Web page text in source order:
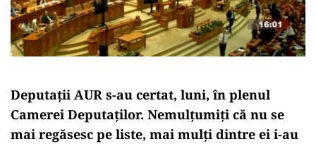
Deputații AUR s-au certat, luni, în plenul
Camerei Deputaților. Nemulțumiți că nu se
mai regăsesc pe liste, mai mulți dintre ei i-au